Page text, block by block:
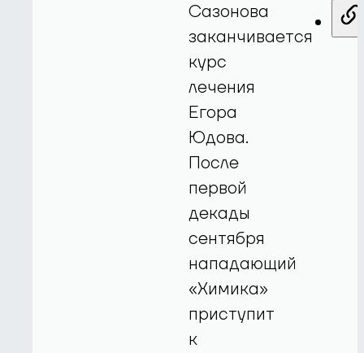
Сазонова
заканчивается
курс
лечения
Егора
Юдова.
После
первой
декады
сентября
нападающий
«Химика»
приступит
к